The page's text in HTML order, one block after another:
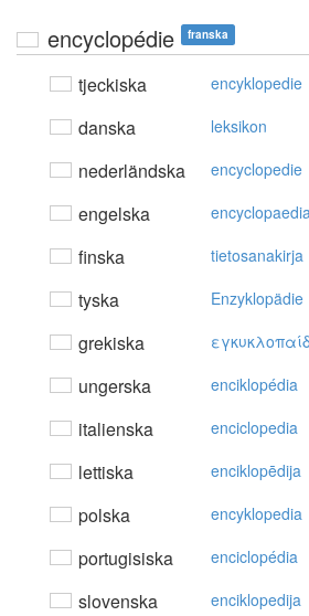
encyclopédie franska
tjeckiska encyklopedie
danska leksikon
nederländska encyclopedie
engelska
finska tietosanakirja
tyska Enzyklopädie
grekiska
ungerska enciklopédia
italienska enciclopedia
lettiska enciklopēdija
polska encyklopedia
portugisiska enciclopédia
slovenska enciklopedija